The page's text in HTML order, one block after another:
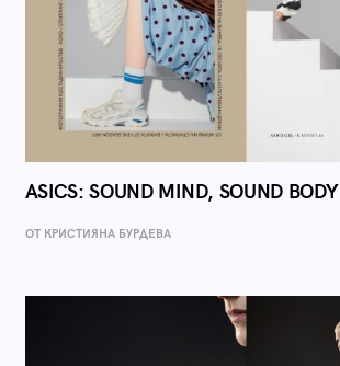
ASICS: SOUND MIND, SOUND BODY
ОТ КРИСТИЯНА БУРДЕВА